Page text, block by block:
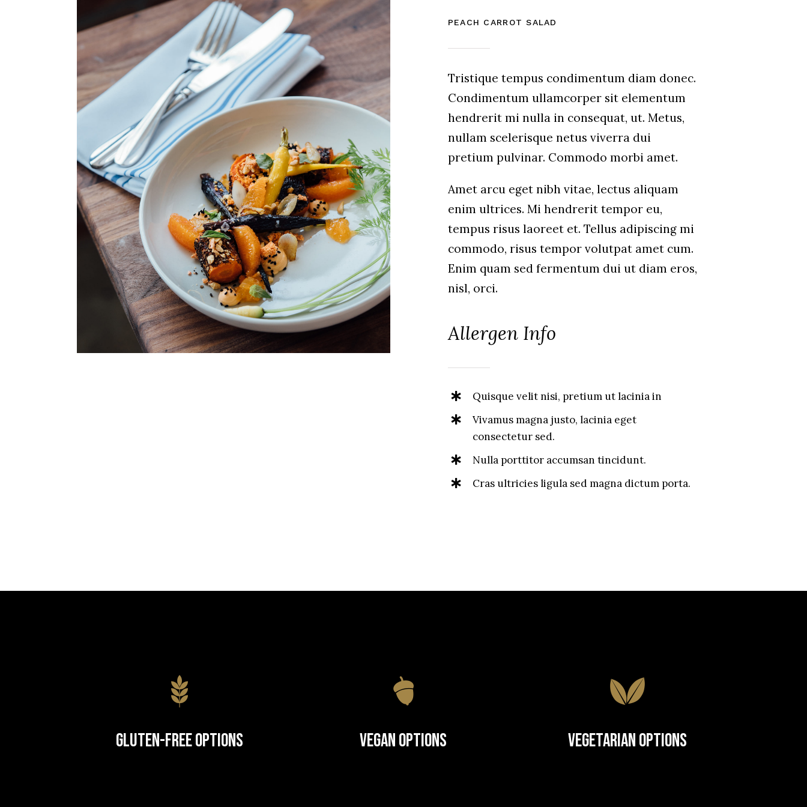
PEACH CARROT SALAD
Tristique tempus condimentum diam donec.
Condimentum ullamcorper sit elementum
hendrerit mi nulla in consequat, ut. Metus,
nullam scelerisque netus viverra dui
pretium pulvinar. Commodo morbi amet.
Amet arcu eget nibh vitae, lectus aliquam
enim ultrices. Mi hendrerit tempor eu,
tempus risus laoreet et. Tellus adipiscing mi
commodo, risus tempor volutpat amet cum.
Enim quam sed fermentum dui ut diam eros,
nisl, orci.
Allergen Info
Quisque velit nisi, pretium ut lacinia in
Vivamus magna justo, lacinia eget
consectetur sed.
Nulla porttitor accumsan tincidunt.
Cras ultricies ligula sed magna dictum porta.
Gluten-Free Options Vegan Options Vegetarian Options